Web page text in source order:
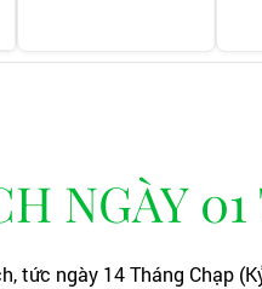
NGÀY
tức ngày 14 Tháng Chạp